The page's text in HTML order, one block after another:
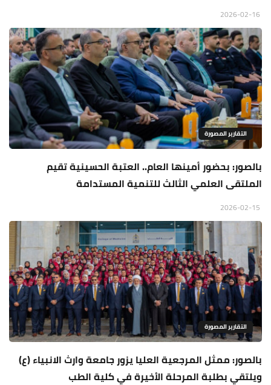
التقارير المصورة
بالصور: بحضور أمينها العام.. العتبة الحسينية تقيم
الملتقى العلمي الثالث للتنمية المستدامة
التقارير المصورة
بالصور: ممثل المرجعية العليا يزور جامعة وارث الانبياء (ع)
ويلتقي بطلبة المرحلة الأخيرة في كلية الطب